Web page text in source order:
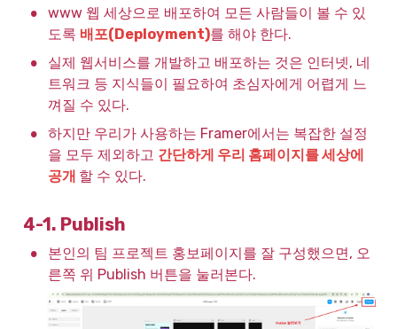
•
www 웹 세상으로 배포하여 모든 사람들이 볼 수 있
도록 배포(Deployment)를 해야 한다.
•
실제 웹서비스를 개발하고 배포하는 것은 인터넷, 네
트워크 등 지식들이 필요하여 초심자에게 어렵게 느
껴질 수 있다.
•
하지만 우리가 사용하는 Framer에서는 복잡한 설정
을 모두 제외하고 간단하게 우리 홈페이지를 세상에
공개 할 수 있다.
4-1. Publish
•
본인의 팀 프로젝트 홍보페이지를 잘 구성했으면, 오
른쪽 위 Publish 버튼을 눌러본다.